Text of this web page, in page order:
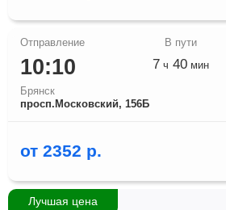
10:10
Брянск
просп.Московский, 156Б
7 ч 40 мин
от 2352 р.
Лучшая цена